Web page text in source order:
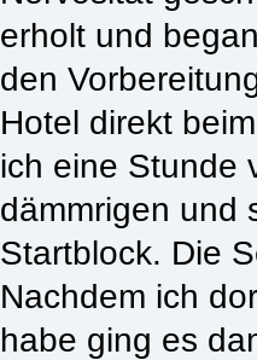
erholt und
den
Hotel direkt
ich eine Stunde
dämmrigen und
Startblock. Die
Nachdem ich
habe ging es